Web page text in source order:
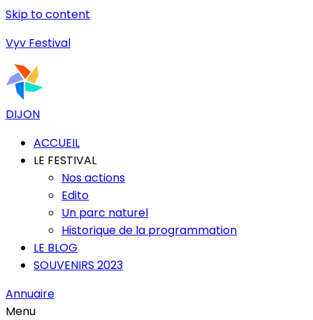
Skip to content
Vyv Festival
DIJON
ACCUEIL
LE FESTIVAL
Nos actions
Edito
Un parc naturel
Historique de la programmation
LE BLOG
SOUVENIRS 2023
Annuaire
Menu